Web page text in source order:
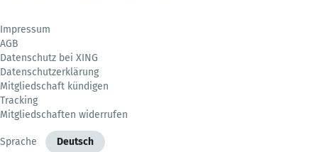
Impressum
AGB
Datenschutz bei XING
Datenschutzerklärung
Mitgliedschaft kündigen
Tracking
Mitgliedschaften widerrufen
Sprache Deutsch